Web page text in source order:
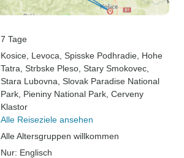
7 Tage
Kosice , Levoca , Spisske Podhradie , Hohe
Tatra , Strbske Pleso , Stary Smokovec
Stara Lubovna , Slovak Paradise National
Park , Pieniny National Park , Cerveny
Klastor
Alle Reiseziele ansehen
Alle Altersgruppen willkommen
Nur: Englisch